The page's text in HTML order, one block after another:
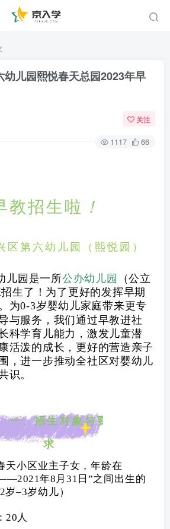
幼儿园熙悦春天总园2023年早
关注
1117 66
教招生啦 ！
第六幼儿园（熙悦园）
儿园是一所公办幼儿园
（公立
生了！ 为了更好的发挥早期
为0-3岁婴幼儿家庭带来更专
与服务， 我们通过早教进社
科学育儿能力，激发儿童潜
活泼的成长，更好的营造亲子
，进一步推动全社区对婴幼儿
识。
一、招生对象与要
求
天小区业主子女，年龄在
年8 月31日”之间出生的
–3岁幼儿）
：20人